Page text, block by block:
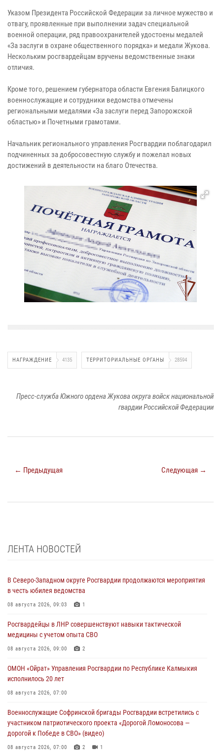
Указом Президента Российской Федерации за личное мужество и
отвагу, проявленные при выполнении задач специальной
военной операции, ряд правоохранителей удостоены медалей
«За заслуги в охране общественного порядка» и медали Жукова.
Нескольким росгвардейцам вручены ведомственные знаки
отличия.
Кроме того, решением губернатора области Евгения Балицкого
военнослужащие и сотрудники ведомства отмечены
региональными медалями «За заслуги перед Запорожской
областью» и Почетными грамотами.
Начальник регионального управления Росгвардии поблагодарил
подчиненных за добросовестную службу и пожелал новых
достижений в деятельности на благо Отечества.
НАГРАЖДЕНИЕ 4135 ТЕРРИТОРИАЛЬНЫЕ ОРГАНЫ 28594
Пресс-служба Южного ордена Жукова округа войск национальной
гвардии Российской Федерации
← Предыдущая Следующая →
ЛЕНТА НОВОСТЕЙ
В Северо-Западном округе Росгвардии продолжаются мероприятия
в честь юбилея ведомства
08 августа 2026, 09:03 1
Росгвардейцы в ЛНР совершенствуют навыки тактической
медицины с учетом опыта СВО
08 августа 2026, 09:00 2
ОМОН «Ойрат» Управления Росгвардии по Республике Калмыкия
исполнилось 20 лет
08 августа 2026, 07:00
Военнослужащие Софринской бригады Росгвардии встретились с
участником патриотического проекта «Дорогой Ломоносова —
дорогой к Победе в СВО» (видео)
08 августа 2026, 07:00 2 1